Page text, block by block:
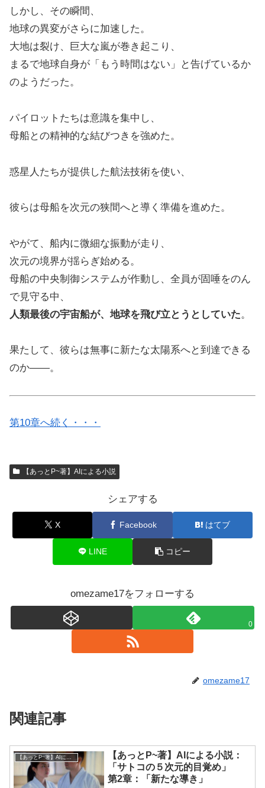
しかし、その瞬間、
地球の異変がさらに加速した。
大地は裂け、巨大な嵐が巻き起こり、
まるで地球自身が「もう時間はない」と告げているか
のようだった。
パイロットたちは意識を集中し、
母船との精神的な結びつきを強めた。
惑星人たちが提供した航法技術を使い、
彼らは母船を次元の狭間へと導く準備を進めた。
やがて、船内に微細な振動が走り、
次元の境界が揺らぎ始める。
母船の中央制御システムが作動し、全員が固唾をのん
で見守る中、
人類最後の宇宙船が、地球を飛び立とうとしていた。
果たして、彼らは無事に新たな太陽系へと到達できる
のか——。
第10章へ続く・・・
【あっとP~著】AIによる小説
シェアする
X Facebook はてブ
LINE コピー
omezame17をフォローする
0
omezame17
関連記事
【あっとP~著】AIによる小説：
「サトコの５次元的目覚め」
第2章：「新たな導き」